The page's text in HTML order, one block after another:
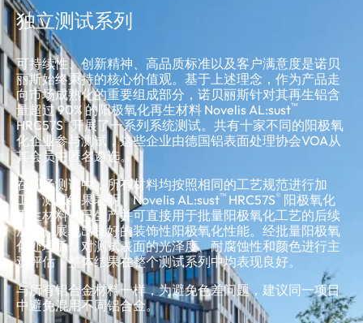
独立测试系列
可持续性、创新精神、高品质标准以及客户满意度是诺贝
丽斯始终秉持的核心价值观。基于上述理念，作为产品走
向市场成熟化的重要组成部分，诺贝丽斯针对其再生铝含
量超过 90% 的阳极氧化再生材料 Novelis AL:sust™
HRC57S®开展了一系列系统测试。共有十家不同的阳极氧
化企业参与测试，这些企业由德国铝表面处理协会VOA从
其会员中匿名遴选。
在现场测试中，所有材料均按照相同的工艺规范进行加
工。测试结果表明，Novelis AL:sust™ HRC57S® 阳极氧化
再生材料（已生产并可直接用于批量阳极氧化工艺的后续
加工）展现出良好的装饰性阳极氧化性能。经批量阳极氧
化处理后，对测试表面的光泽度、耐腐蚀性和颜色进行主
观评估，整体结果在整个测试系列中均表现良好。
与所有铝合金材料一样，为避免色差问题，建议同一项目
中避免混用不同铝合金。